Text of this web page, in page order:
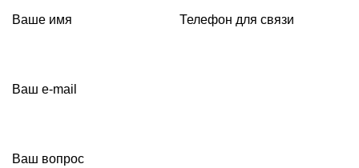
Ваше имя Телефон для связи
Ваш e-mail
Ваш вопрос